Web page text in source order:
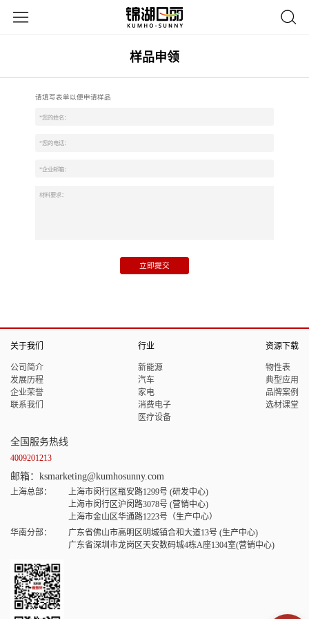
样品申领
请填写表单以便申请样品
立即提交
关于我们
公司简介
发展历程
企业荣誉
联系我们
行业
新能源
汽车
家电
消费电子
医疗设备
资源下载
物性表
典型应用
品牌案例
选材课堂
全国服务热线
4009201213
邮箱：ksmarketing@kumhosunny.com
上海总部：
上海市闵行区瓶安路1299号 (研发中心)
上海市闵行区沪闵路3078号 (营销中心)
上海市金山区华通路1223号（生产中心）
华南分部：
广东省佛山市高明区明城镇合和大道13号 (生产中心)
广东省深圳市龙岗区天安数码城4栋A座1304室(营销中心)